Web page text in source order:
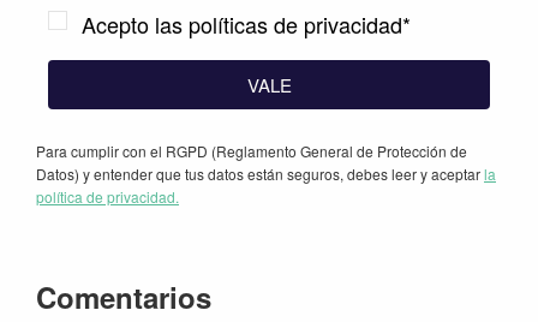
Acepto las políticas de privacidad*
VALE
Para cumplir con el RGPD (Reglamento General de Protección de
Datos) y entender que tus datos están seguros, debes leer y aceptarla
política de privacidad.
Interacciones
Comentarios